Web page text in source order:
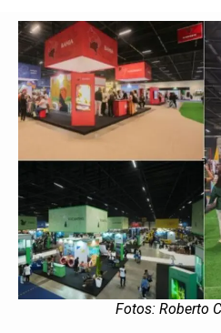
Fotos: Roberto